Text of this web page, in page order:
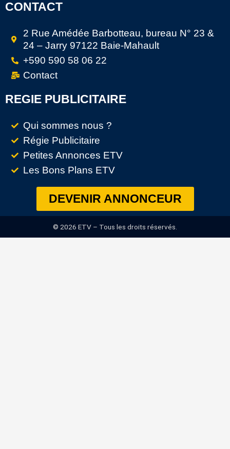
CONTACT
2 Rue Amédée Barbotteau, bureau N° 23 &
24 – Jarry 97122 Baie-Mahault
+590 590 58 06 22
Contact
REGIE PUBLICITAIRE
Qui sommes nous ?
Régie Publicitaire
Petites Annonces ETV
Les Bons Plans ETV
DEVENIR ANNONCEUR
© 2026 ETV – Tous les droits réservés.